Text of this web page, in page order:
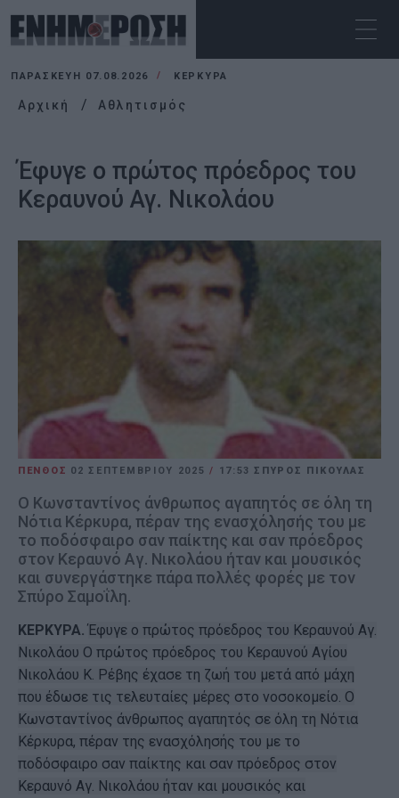
ΠΑΡΑΣΚΕΥΉ 07.08.2026 ΚΕΡΚΥΡΑ
Αρχική Αθλητισμός
Έφυγε ο πρώτος πρόεδρος του
Κεραυνού Αγ. Νικολάου
ΠΕΝΘΟΣ 02 ΣΕΠΤΕΜΒΡΊΟΥ 2025/ 17:53 ΣΠΥΡΟΣ ΠΙΚΟΥΛΑΣ
Ο Κωνσταντίνος άνθρωπος αγαπητός σε όλη τη
Νότια Κέρκυρα, πέραν της ενασχόλησής του με
το ποδόσφαιρο σαν παίκτης και σαν πρόεδρος
στον Κεραυνό Αγ. Νικολάου ήταν και μουσικός
και συνεργάστηκε πάρα πολλές φορές με τον
Σπύρο Σαμοΐλη.
ΚΕΡΚΥΡΑ.Έφυγε ο πρώτος πρόεδρος του Κεραυνού Αγ.
Νικολάου Ο πρώτος πρόεδρος του Κεραυνού Αγίου
Νικολάου Κ. Ρέβης έχασε τη ζωή του μετά από μάχη
που έδωσε τις τελευταίες μέρες στο νοσοκομείο. Ο
Κωνσταντίνος άνθρωπος αγαπητός σε όλη τη Νότια
Κέρκυρα, πέραν της ενασχόλησής του με το
ποδόσφαιρο σαν παίκτης και σαν πρόεδρος στον
Κεραυνό Αγ. Νικολάου ήταν και μουσικός και